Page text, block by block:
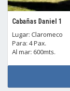
Cabañas Daniel 1
Lugar: Claromeco
Para: 4 Pax.
Al mar: 600mts.